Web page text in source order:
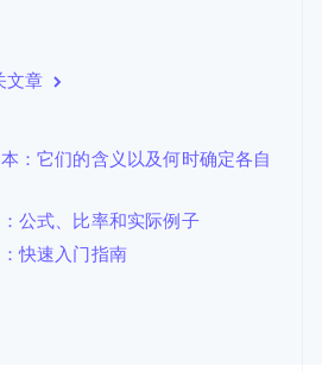
文章
：它们的含义以及何时确定各自
公式、比率和实际例子
快速入门指南